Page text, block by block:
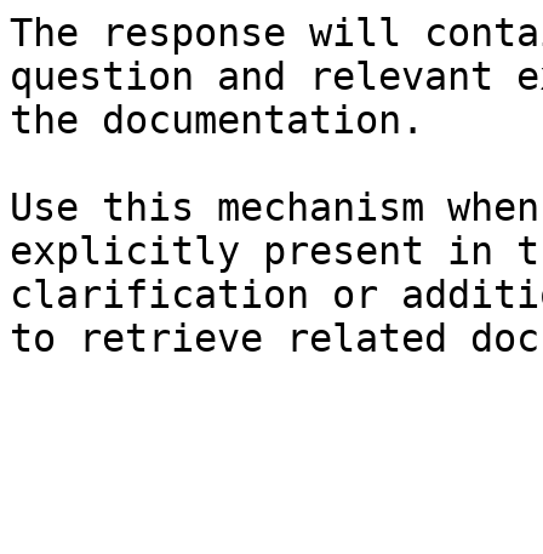
The response will
question and relevant
the documentation.
Use this mechanism
explicitly present in
clarification or